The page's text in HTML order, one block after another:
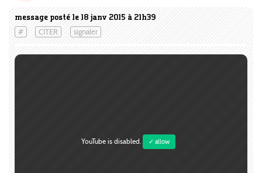
message posté le 18 janv 2015 à 21h39
# CITER signaler
YouTube is disabled. ✓ allow